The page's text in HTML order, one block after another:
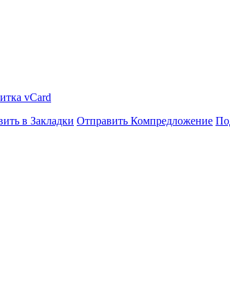
vCard
в Закладки Отправить Компредложение